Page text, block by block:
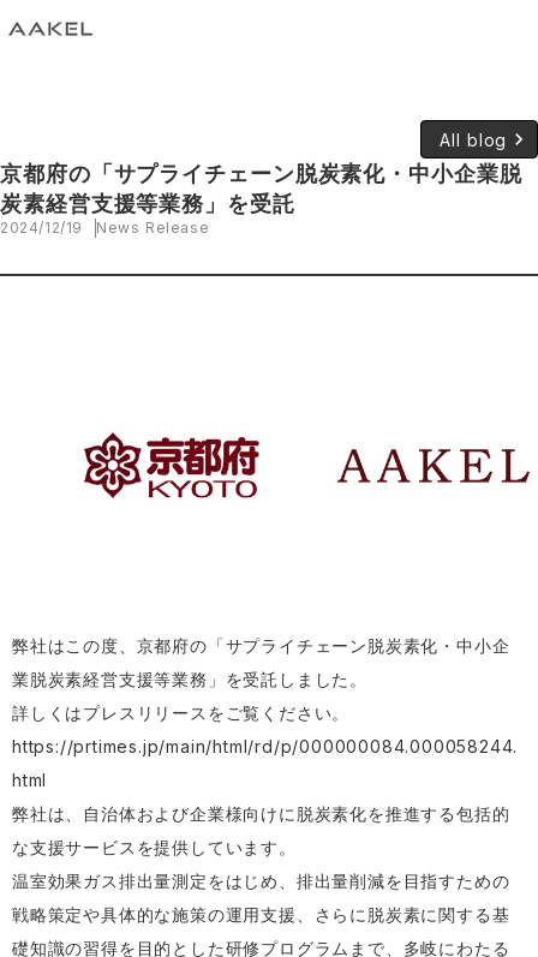
All blog keyboard_arrow_right
京都府の「サプライチェーン脱炭素化・中小企業脱
炭素経営支援等業務」を受託
2024/12/19 News Release
弊社はこの度、京都府の「サプライチェーン脱炭素化・中小企
業脱炭素経営支援等業務」を受託しました。
詳しくはプレスリリースをご覧ください。
https://prtimes.jp/main/html/rd/p/000000084.000058244.
html
弊社は、自治体および企業様向けに脱炭素化を推進する包括的
な支援サービスを提供しています。
温室効果ガス排出量測定をはじめ、排出量削減を目指すための
戦略策定や具体的な施策の運用支援、さらに脱炭素に関する基
礎知識の習得を目的とした研修プログラムまで、多岐にわたる